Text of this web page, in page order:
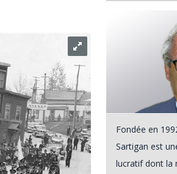
Fondée en
Sartigan est
lucratif dont la